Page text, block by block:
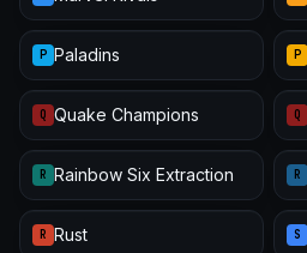
P Paladins P
Q Quake Champions Q
R Rainbow Six Extraction R
R Rust S